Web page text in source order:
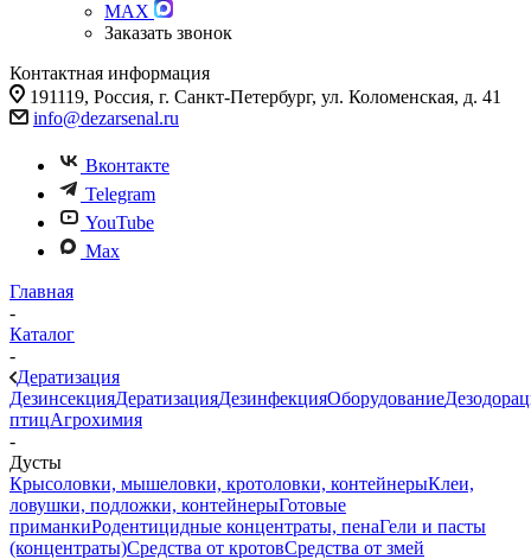
MAX
Заказать звонок
Контактная информация
191119, Россия, г. Санкт-Петербург, ул. Коломенская, д. 41
info@dezarsenal.ru
Вконтакте
Telegram
YouTube
Max
Главная
-
Каталог
-
Дератизация
ДезинсекцияДератизацияДезинфекцияОборудование
птицАгрохимия
-
Дусты
Крысоловки, мышеловки, кротоловки, контейнерыКлеи,
ловушки, подложки, контейнерыГотовые
приманкиРодентицидные концентраты, пенаГели и пасты
(концентраты)Средства от кротовСредства от змей